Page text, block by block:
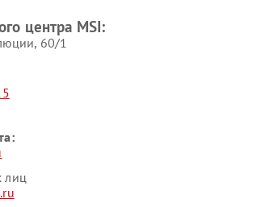
центра MSI:
60/1
лиц